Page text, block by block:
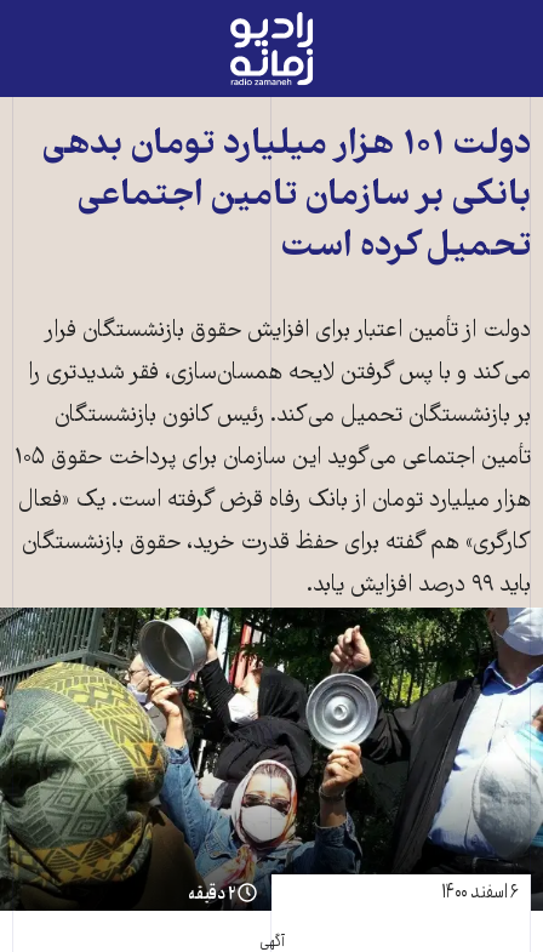
رادیو
زمانه
صفحه
اصلی
دولت ۱۰۱ هزار میلیارد تومان بدهی
بانکی بر سازمان تامین اجتماعی
تحمیل کرده است
دولت از تأمین اعتبار برای افزایش حقوق بازنشستگان فرار
می‌کند و با پس گرفتن لایحه همسان‌سازی، فقر شدیدتری را
بر بازنشستگان تحمیل می‌کند. رئیس کانون بازنشستگان
تأمین اجتماعی می‌گوید این سازمان برای پرداخت حقوق ۱۰۵
هزار میلیارد تومان از بانک رفاه قرض گرفته است. یک «فعال
کارگری» هم گفته برای حفظ قدرت خرید، حقوق بازنشستگان
باید ۹۹ درصد افزایش یابد.
۶ اسفند ۱۴۰۰ ۲ دقیقه
آگهی